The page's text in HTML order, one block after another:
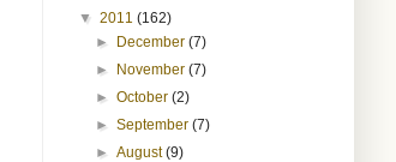
▼ 2011 (162)
► December(7)
► November(7)
►October(2)
►September(7)
►August(9)